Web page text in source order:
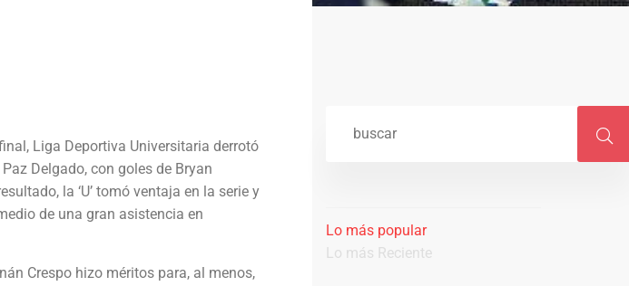
Liga Deportiva Universitaria derrotó
Delgado, con goles de Bryan
la ‘U’ tomó ventaja en la serie y
de una gran asistencia en
Crespo hizo méritos para, al menos,
Lo más popular
Lo más Reciente